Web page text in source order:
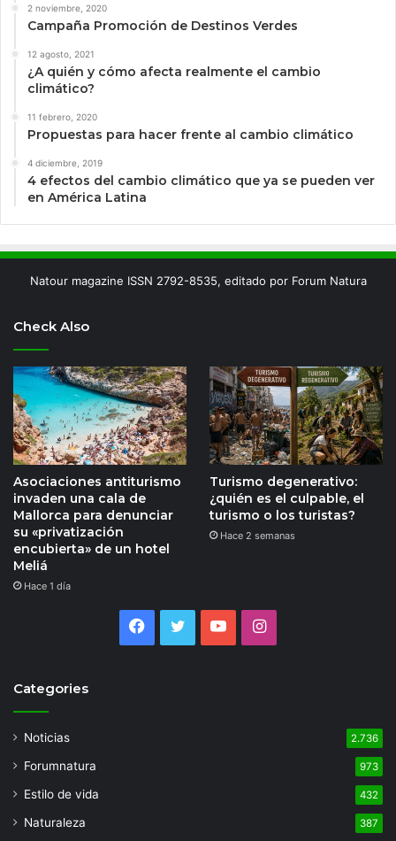
2 noviembre, 2020
Campaña Promoción de Destinos Verdes
12 agosto, 2021
¿A quién y cómo afecta realmente el cambio
climático?
11 febrero, 2020
Propuestas para hacer frente al cambio climático
4 diciembre, 2019
4 efectos del cambio climático que ya se pueden ver
en América Latina
Natour magazine ISSN 2792-8535, editado por Forum Natura
Check Also
Asociaciones antiturismo
invaden una cala de
Mallorca para denunciar
su «privatización
encubierta» de un hotel
Meliá
Hace 1 día
Turismo degenerativo:
¿quién es el culpable, el
turismo o los turistas?
Hace 2 semanas
Facebook
TwitterYouTubeInstagram
Categories
Noticias 2.736
Forumnatura 973
Estilo de vida 432
Naturaleza 387